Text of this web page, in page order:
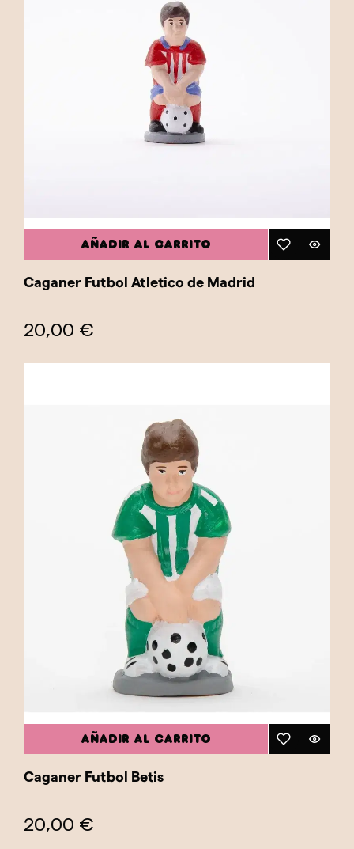
AÑADIR AL CARRITO
Caganer Futbol Atletico de Madrid
20,00 €
AÑADIR AL CARRITO
Caganer Futbol Betis
20,00 €